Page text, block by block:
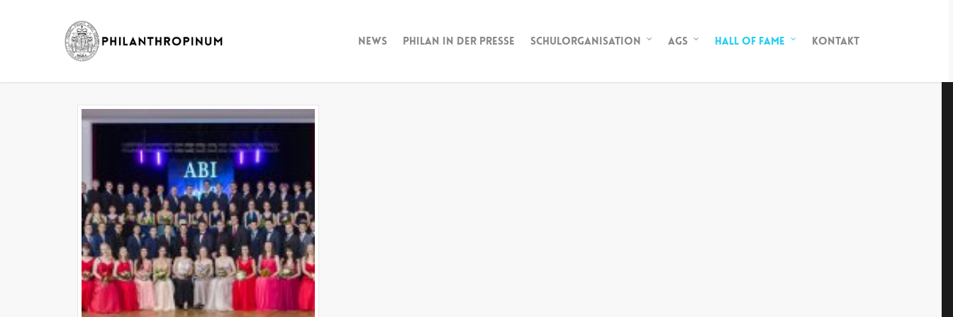
News Philan in der Presse Schulorganisation AGs Hall of Fame Kontakt